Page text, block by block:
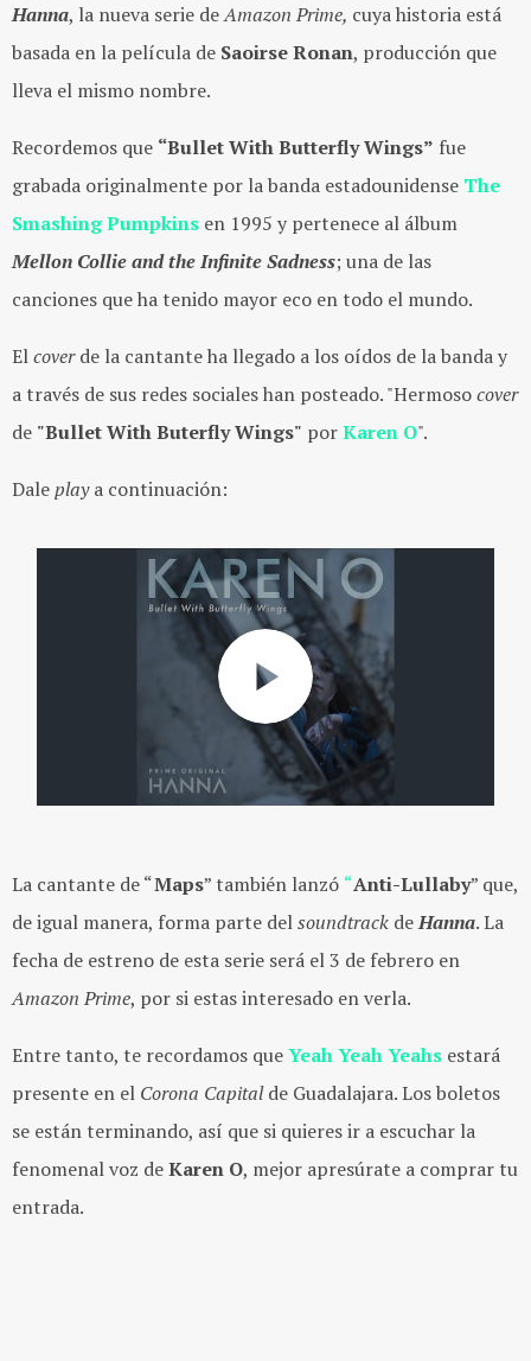
Hanna, la nueva serie deAmazon Prime, cuya historia está
basada en la película de Saoirse Ronan, producción que
lleva el mismo nombre.
Recordemos que “Bullet With Butterfly Wings” fue
grabada originalmente por la banda estadounidense The
Smashing Pumpkins en 1995 y pertenece al álbum
Mellon Collie and the Infinite Sadness; una de las
canciones que ha tenido mayor eco en todo el mundo.
Elcoverde la cantante ha llegado a los oídos de la banda y
a través de sus redes sociales han posteado. "Hermosocover
de "Bullet With Buterfly Wings" porKaren O".
Daleplaya continuación:
La cantante de “Maps” también lanzó “Anti-Lullaby” que,
de igual manera, forma parte delsoundtrack deHanna. La
fecha de estreno de esta serie será el 3 de febrero en
Amazon Prime, por si estas interesado en verla.
Entre tanto, te recordamos queYeah Yeah Yeahs estará
presente en el Corona Capitalde Guadalajara. Los boletos
se están terminando, así que si quieres ir a escuchar la
fenomenal voz deKaren O, mejor apresúrate a comprar tu
entrada.